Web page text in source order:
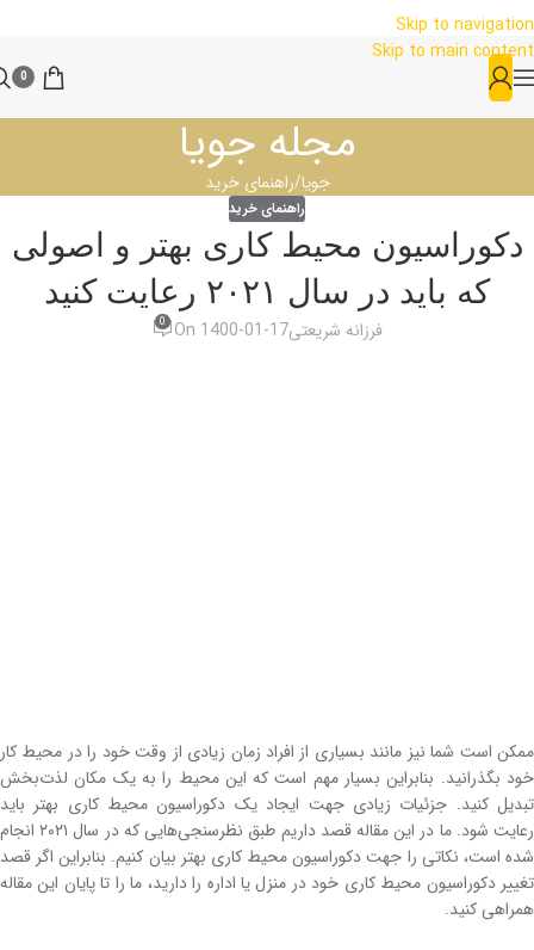
Skip to navigation
Skip to main content
0
مجله جویا
جویا راهنمای خرید
راهنمای خرید
دکوراسیون محیط کاری بهتر و اصولی
که باید در سال ۲۰۲۱ رعایت کنید
فرزانه شریعتیOn 1400-01-17
0
ممکن است شما نیز مانند بسیاری از افراد زمان زیادی از وقت خود را در محیط کار
خود بگذرانید. بنابراین بسیار مهم است که این محیط را به یک مکان لذت‌بخش
تبدیل کنید. جزئیات زیادی جهت ایجاد یک دکوراسیون محیط‌ کاری بهتر باید
رعایت شود. ما در این مقاله قصد داریم طبق نظرسنجی‌هایی که در سال ۲۰۲۱ انجام
شده ‌است، نکاتی را جهت دکوراسیون محیط‌ کاری بهتر بیان کنیم. بنابراین اگر قصد
تغییر دکوراسیون محیط کاری خود در منزل یا اداره را دارید، ما را تا پایان این مقاله
همراهی کنید.